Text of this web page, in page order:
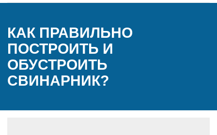
КАК ПРАВИЛЬНО
ПОСТРОИТЬ И
ОБУСТРОИТЬ
СВИНАРНИК?